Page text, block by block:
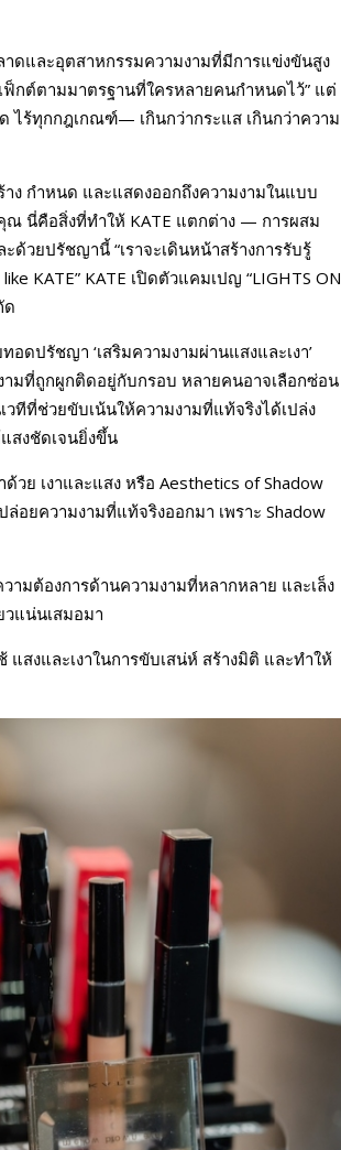
าดและอุตสาหกรรมความงามที่มีการแข่งขันสูง
ฟ็กต์ตามมาตรฐานที่ใครหลายคนกำหนดไว้” แต่
ไร้ทุกกฎเกณฑ์— เกินกว่ากระแส เกินกว่าความ
ง กำหนด และแสดงออกถึงความงามในแบบ
ณ นี่คือสิ่งที่ทำให้ KATE แตกต่าง — การผสม
วยปรัชญานี้ “เราจะเดินหน้าสร้างการรับรู้
KATE” KATE เปิดตัวแคมเปญ “LIGHTS ON
ด
ดปรัชญา ‘เสริมความงามผ่านแสงและเงา’
มที่ถูกผูกติดอยู่กับกรอบ หลายคนอาจเลือกซ่อน
ทีที่ช่วยขับเน้นให้ความงามที่แท้จริงได้เปล่ง
สงชัดเจนยิ่งขึ้น
ย เงาและแสง หรือ Aesthetics of Shadow
ยความงามที่แท้จริงออกมา เพราะ Shadow
ามต้องการด้านความงามที่หลากหลาย และเล็ง
แน่นเสมอมา
สงและเงาในการขับเสน่ห์ สร้างมิติ และทำให้